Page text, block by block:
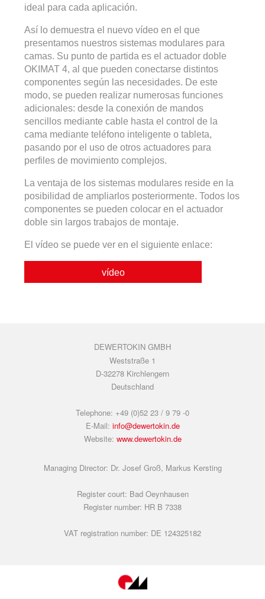
ideal para cada aplicación.
Así lo demuestra el nuevo vídeo en el que
presentamos nuestros sistemas modulares para
camas. Su punto de partida es el actuador doble
OKIMAT 4, al que pueden conectarse distintos
componentes según las necesidades. De este
modo, se pueden realizar numerosas funciones
adicionales: desde la conexión de mandos
sencillos mediante cable hasta el control de la
cama mediante teléfono inteligente o tableta,
pasando por el uso de otros actuadores para
perfiles de movimiento complejos.
La ventaja de los sistemas modulares reside en la
posibilidad de ampliarlos posteriormente. Todos los
componentes se pueden colocar en el actuador
doble sin largos trabajos de montaje.
El vídeo se puede ver en el siguiente enlace:
vídeo
DEWERTOKIN GMBH
Weststraße 1
D-32278 Kirchlengern
Deutschland
Telephone: +49 (0)52 23 / 9 79 -0
E-Mail: info@dewertokin.de
Website: www.dewertokin.de
Managing Director: Dr. Josef Groß, Markus Kersting
Register court: Bad Oeynhausen
Register number: HR B 7338
VAT registration number: DE 124325182